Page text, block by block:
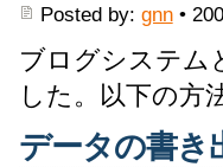
Posted by: gnn•
ブログシステム
した。以下の方
データの書き